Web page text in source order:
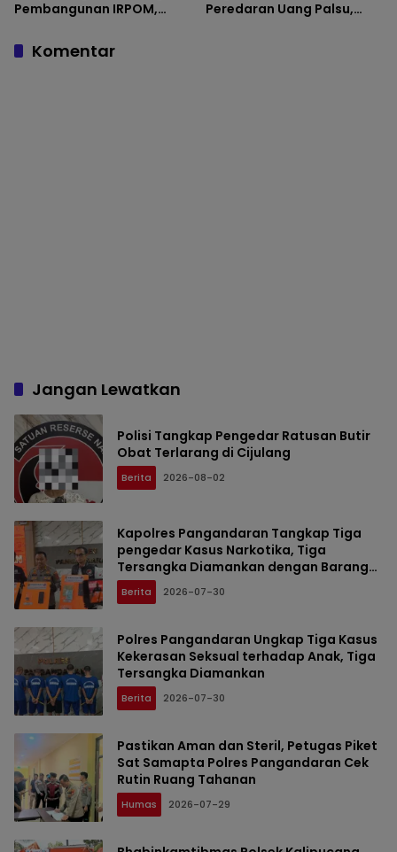
Pembangunan IRPOM,
Pertanian Berjalan Aman
dan Kondusif
Peredaran Uang Palsu,
Komentar
Jangan Lewatkan
Polisi Tangkap Pengedar Ratusan Butir
Obat Terlarang di Cijulang
Berita 2026-08-02
Kapolres Pangandaran Tangkap Tiga
pengedar Kasus Narkotika, Tiga
Tersangka Diamankan dengan Barang
Bukti Sabu
Berita 2026-07-30
Polres Pangandaran Ungkap Tiga Kasus
Kekerasan Seksual terhadap Anak, Tiga
Tersangka Diamankan
Berita 2026-07-30
Pastikan Aman dan Steril, Petugas Piket
Sat Samapta Polres Pangandaran Cek
Rutin Ruang Tahanan
Humas 2026-07-29